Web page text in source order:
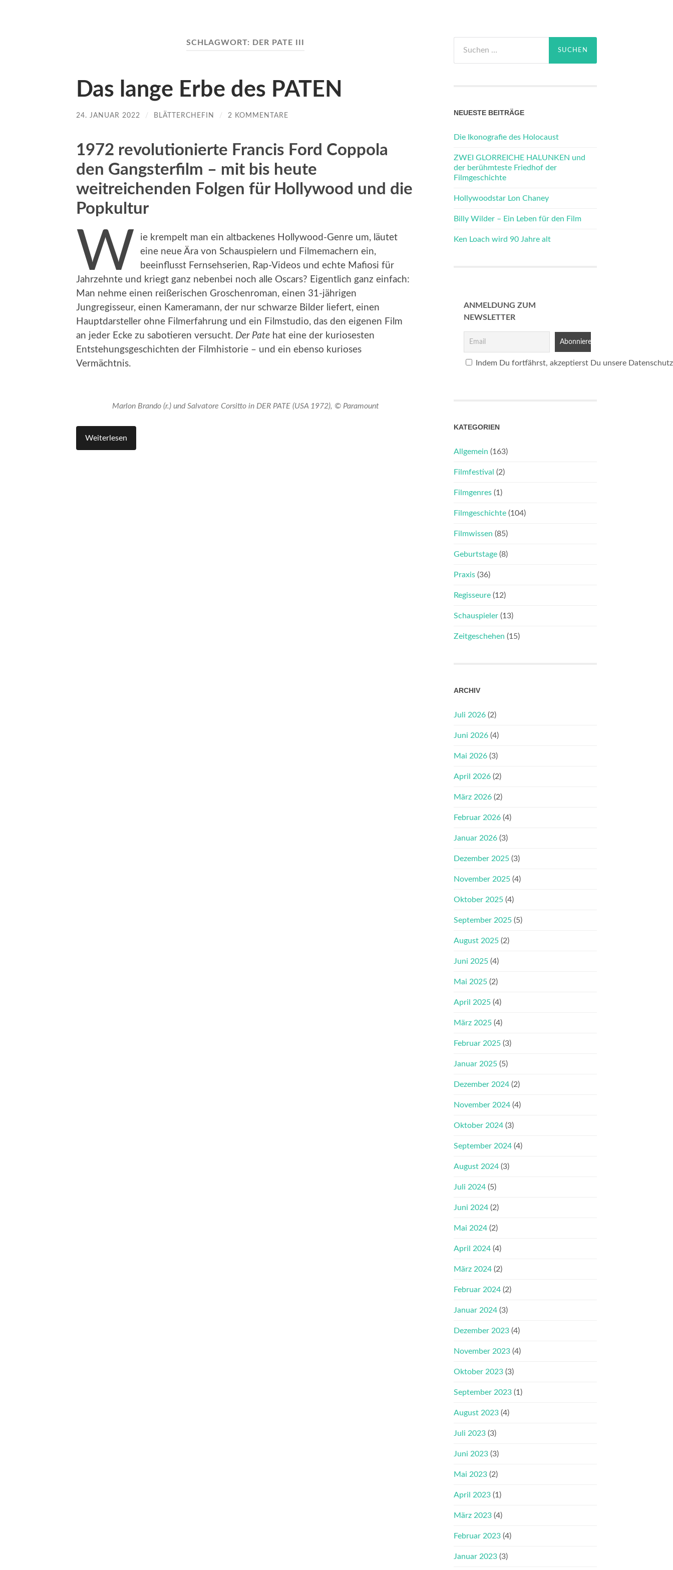
SCHLAGWORT: DER PATE III
Das lange Erbe des PATEN
24. JANUAR 2022 / BLÄTTERCHEFIN / 2 KOMMENTARE
1972 revolutionierte Francis Ford Coppola
den Gangsterfilm – mit bis heute
weitreichenden Folgen für Hollywood und die
Popkultur
W
ie krempelt man ein altbackenes Hollywood-Genre um, läutet
eine neue Ära von Schauspielern und Filmemachern ein,
beeinflusst Fernsehserien, Rap-Videos und echte Mafiosi für
Jahrzehnte und kriegt ganz nebenbei noch alle Oscars? Eigentlich ganz einfach:
Man nehme einen reißerischen Groschenroman, einen 31-jährigen
Jungregisseur, einen Kameramann, der nur schwarze Bilder liefert, einen
Hauptdarsteller ohne Filmerfahrung und ein Filmstudio, das den eigenen Film
an jeder Ecke zu sabotieren versucht. Der Pate hat eine der kuriosesten
Entstehungsgeschichten der Filmhistorie – und ein ebenso kurioses
Vermächtnis.
Marlon Brando (r.) und Salvatore Corsitto in DER PATE (USA 1972), © Paramount
Weiterlesen
nach:
NEUESTE BEITRÄGE
Die Ikonografie des Holocaust
ZWEI GLORREICHE HALUNKEN und
der berühmteste Friedhof der
Filmgeschichte
Hollywoodstar Lon Chaney
Billy Wilder – Ein Leben für den Film
Ken Loach wird 90 Jahre alt
ANMELDUNG ZUM
NEWSLETTER
Indem Du fortfährst, akzeptierst Du unsere
KATEGORIEN
Allgemein (163)
Filmfestival (2)
Filmgenres (1)
Filmgeschichte (104)
Filmwissen (85)
Geburtstage (8)
Praxis (36)
Regisseure (12)
Schauspieler (13)
Zeitgeschehen (15)
ARCHIV
Juli 2026 (2)
Juni 2026 (4)
Mai 2026 (3)
April 2026 (2)
März 2026 (2)
Februar 2026 (4)
Januar 2026 (3)
Dezember 2025 (3)
November 2025 (4)
Oktober 2025 (4)
September 2025 (5)
August 2025 (2)
Juni 2025 (4)
Mai 2025 (2)
April 2025 (4)
März 2025 (4)
Februar 2025 (3)
Januar 2025 (5)
Dezember 2024 (2)
November 2024 (4)
Oktober 2024 (3)
September 2024 (4)
August 2024 (3)
Juli 2024 (5)
Juni 2024 (2)
Mai 2024 (2)
April 2024 (4)
März 2024 (2)
Februar 2024 (2)
Januar 2024 (3)
Dezember 2023 (4)
November 2023 (4)
Oktober 2023 (3)
September 2023 (1)
August 2023 (4)
Juli 2023 (3)
Juni 2023 (3)
Mai 2023 (2)
April 2023 (1)
März 2023 (4)
Februar 2023 (4)
Januar 2023 (3)